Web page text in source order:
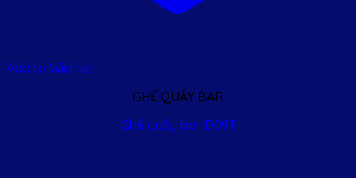
Add to Wishlist
GHẾ QUẦY BAR
Ghế quầy bar D09T